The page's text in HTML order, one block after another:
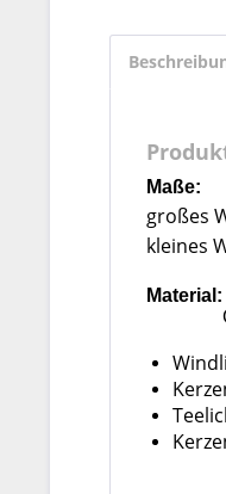
Maße:
großes
kleines
Material: